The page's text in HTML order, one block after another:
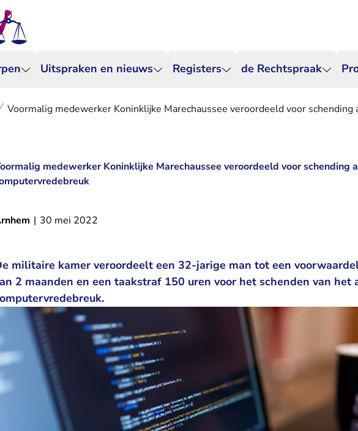
Uitspraken en nieuws Registers de Rechtspraak
Voormalig medewerker Koninklijke Marechaussee veroordeeld voor
medewerker Koninklijke Marechaussee veroordeeld voor schending
| 30 mei 2022
militaire kamer veroordeelt een 32-jarige man tot een
2 maanden en een taakstraf 150 uren voor het schenden van het